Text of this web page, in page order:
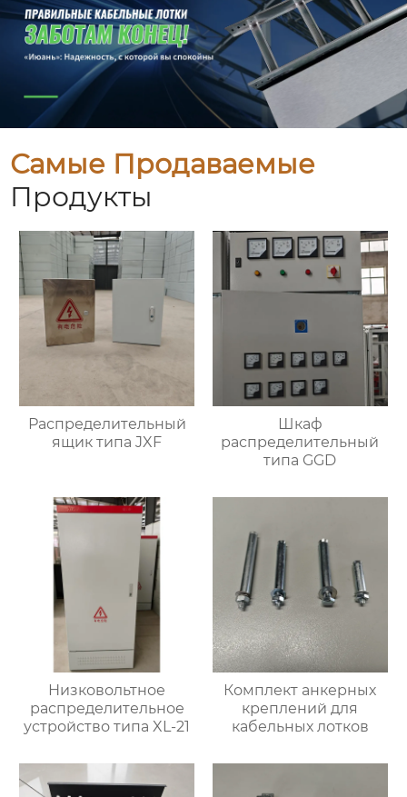
Самые Продаваемые
Продукты
Распределительный
ящик типа JXF
Шкаф
распределительный
типа GGD
Низковольтное
распределительное
устройство типа XL-21
Комплект анкерных
креплений для
кабельных лотков